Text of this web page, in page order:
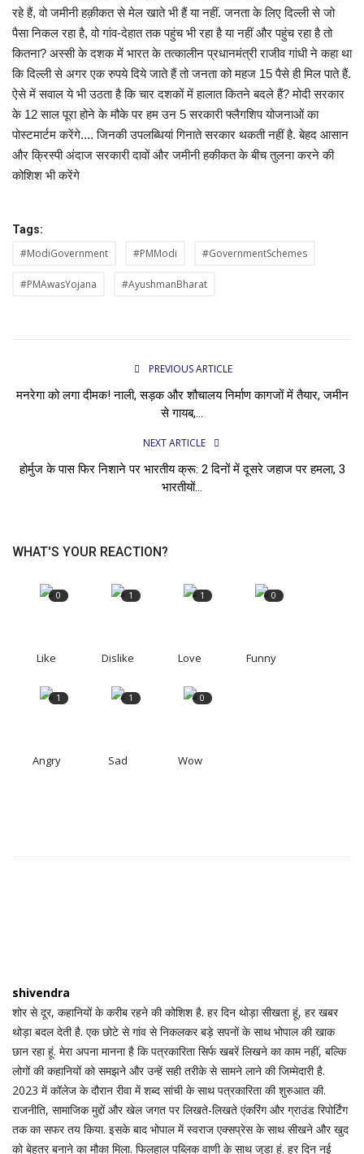
टेक न्यूज़
रहे हैं, वो जमीनी हक़ीकत से मेल खाते भी हैं या नहीं. जनता के लिए दिल्ली से जो
पैसा निकल रहा है, वो गांव-देहात तक पहुंच भी रहा है या नहीं और पहुंच रहा है तो
कितना? अस्सी के दशक में भारत के तत्कालीन प्रधानमंत्री राजीव गांधी ने कहा था
कि दिल्ली से अगर एक रुपये दिये जाते हैं तो जनता को महज 15 पैसे ही मिल पाते हैं.
ऐसे में सवाल ये भी उठता है कि चार दशकों में हालात कितने बदले हैं? मोदी सरकार
के 12 साल पूरा होने के मौके पर हम उन 5 सरकारी फ्लैगशिप योजनाओं का
पोस्टमार्टम करेंगे.... जिनकी उपलब्धियां गिनाते सरकार थकती नहीं है. बेहद आसान
और क्रिस्पी अंदाज सरकारी दावों और जमीनी हकीकत के बीच तुलना करने की
कोशिश भी करेंगे
Tags:
#ModiGovernment #PMModi #GovernmentSchemes
#PMAwasYojana #AyushmanBharat
PREVIOUS ARTICLE
मनरेगा को लगा दीमक! नाली, सड़क और शौचालय निर्माण कागजों में तैयार, जमीन
से गायब,...
NEXT ARTICLE
होर्मुज के पास फिर निशाने पर भारतीय क्रू: 2 दिनों में दूसरे जहाज पर हमला, 3
भारतीयों...
WHAT'S YOUR REACTION?
0
Like
1
Dislike
1
Love
0
Funny
1
Angry
1
Sad
0
Wow
shivendra
शोर से दूर, कहानियों के करीब रहने की कोशिश है. हर दिन थोड़ा सीखता हूं, हर खबर
थोड़ा बदल देती है. एक छोटे से गांव से निकलकर बड़े सपनों के साथ भोपाल की खाक
छान रहा हूं. मेरा अपना मानना है कि पत्रकारिता सिर्फ खबरें लिखने का काम नहीं, बल्कि
लोगों की कहानियों को समझने और उन्हें सही तरीके से सामने लाने की जिम्मेदारी है.
2023 में कॉलेज के दौरान रीवा में शब्द सांची के साथ पत्रकारिता की शुरुआत की.
राजनीति, सामाजिक मुद्दों और खेल जगत पर लिखते-लिखते एंकरिंग और ग्राउंड रिपोर्टिंग
तक का सफर तय किया. इसके बाद भोपाल में स्वराज एक्सप्रेस के साथ सीखने और खुद
को बेहतर बनाने का मौका मिला. फिलहाल पब्लिक वाणी के साथ जुड़ा हूं. हर दिन नई